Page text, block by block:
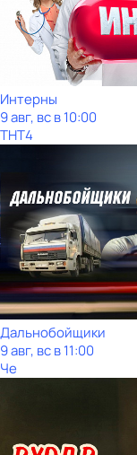
Интерны
9 авг, вс в 10:00
ТНТ4
Дальнобойщики
9 авг, вс в 11:00
Че